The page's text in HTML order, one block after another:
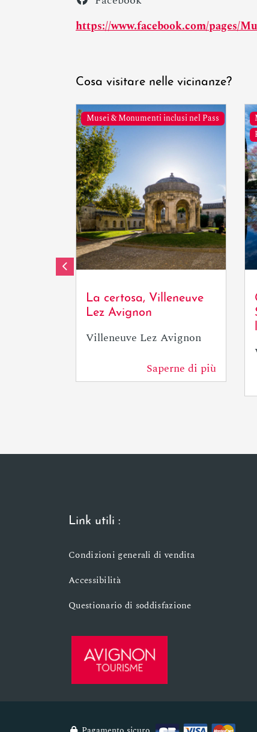
https://www.facebook.com/pages/
Cosa visitare nelle vicinanze?
Musei & Monumenti inclusi nel Pass
nollet-la-chartreuse-1370064
La certosa, Villeneuve
Lez Avignon
Villeneuve Lez Avignon
Saperne di più
Link utili :
Condizioni generali di vendita
Accessibilità
Questionario di soddisfazione